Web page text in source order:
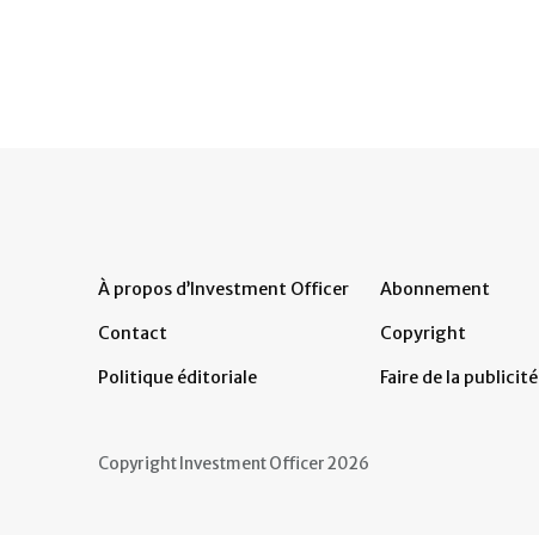
À propos d’Investment Officer
Contact
Politique éditoriale
Abonnement
Copyright
Faire de la publicité
Copyright Investment Officer 2026